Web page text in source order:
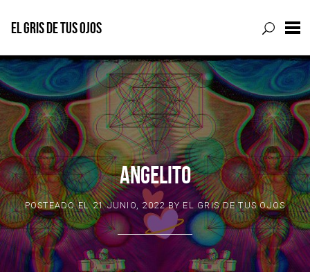
Skip
to
content
EL GRIS DE TUS OJOS
ANGELITO
POSTEADO EL21 JUNIO, 2022 BYEL GRIS DE TUS OJOS